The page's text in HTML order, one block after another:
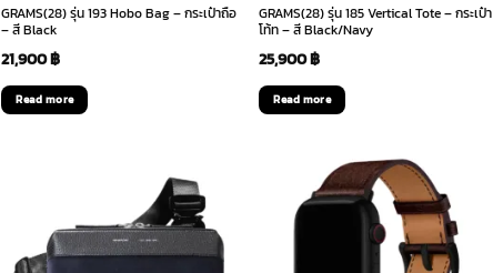
GRAMS(28) รุ่น 193 Hobo Bag – กระเป๋าถือ
– สี Black
21,900฿
Read more
GRAMS(28) รุ่น 185 Vertical Tote – กระเป๋า
โท้ท – สี Black/Navy
25,900฿
Read more